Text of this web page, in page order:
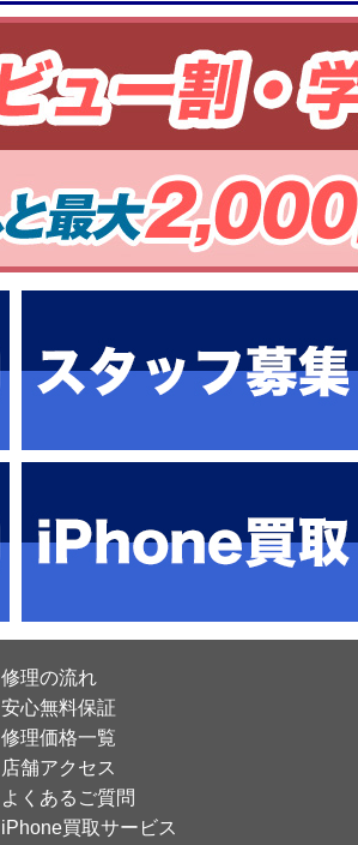
修理の流れ
安心無料保証
修理価格一覧
店舗アクセス
よくあるご質問
iPhone買取サービス